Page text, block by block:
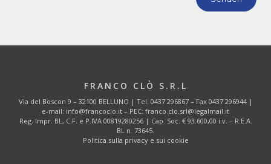
FRANCO CLÒ S.R.L
Via del Boscon 9 – 32100 BELLUNO | Tel. 0437 296867– Fax 0437 296944 |
e-mail: info@francoclo.it – PEC: franco.clo.srl@legalmail.it
Reg. Impr. BL, C.F. e P.IVA 00819280256 | Cap. Soc. € 93.600,00 i.v. – R.E.A.
BL n. 73645.
Politica sulla privacy e sui cookie